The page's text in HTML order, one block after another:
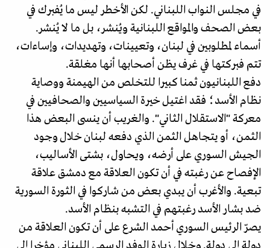
في مجلس النواب اللبناني. لكن الأخطر ليس ما يُفبرك في
بعض الصحف والمواقع اللبنانية ويُنشر، بل ما لا يُنشر.
أسماء لمطلوبين في لبنان، وتعيينات، وتهديدات، وإساءات،
تتم فبركتها في غرف يظن أصحابها أنها مغلقة.
دفع اللبنانيون ثمنا كبيرا للتخلص من الهيمنة ووصاية
نظام الأسد؛ فقد اغتيل خيرة السياسيين والصحافيين في
معركة "الاستقلال الثاني". والغريب أن ينسى البعض هذا
الثمن، أو يتجاهل الثمن الذي دفعه لبنان خلال وجود
الجيش السوري على أرضه، ويحاول، بشتى الأساليب،
الإفصاح عن رغبته في أن تكون العلاقة مع دمشق علاقة
تبعية. والأغرب أن يبدي بعض من شاركوا في الثورة السورية
ضد بشار الأسد رغبتهم في التشبه بنظام الأسد.
يصرّ الرئيس السوري أحمد الشرع على أن تكون العلاقة من